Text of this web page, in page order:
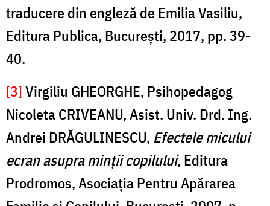
traducere din engleză de Emilia Vasiliu,
Editura Publica, Bucureşti, 2017, pp. 39-
40.
[3]Virgiliu GHEORGHE, Psihopedagog
Nicoleta CRIVEANU, Asist. Univ. Drd. Ing.
Andrei DRĂGULINESCU, Efectele micului
ecran asupra minţii copilului, Editura
Prodromos, Asociaţia Pentru Apărarea